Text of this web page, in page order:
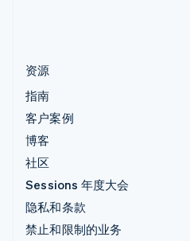
资源
指南
客户案例
博客
社区
Sessions 年度大会
隐私和条款
禁止和限制的业务